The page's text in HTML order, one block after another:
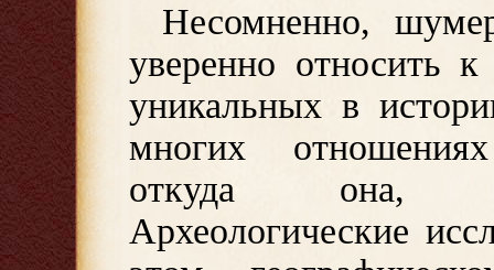
Несомненно,
уверенно относить
уникальных в
многих
откуда она,
Археологические